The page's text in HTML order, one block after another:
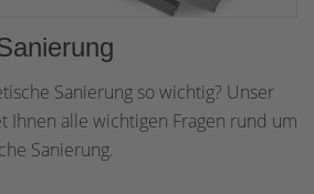
Sanierung so wichtig? Unser
Ihnen alle wichtigen Fragen rund um
Sanierung.